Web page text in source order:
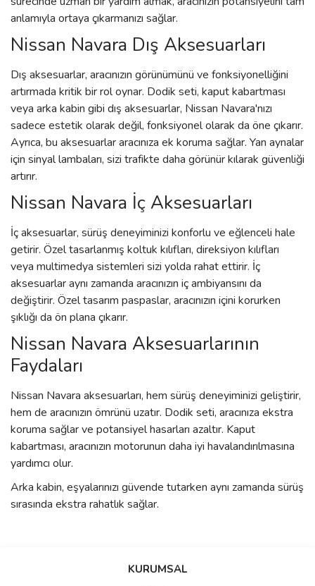
anlamıyla ortaya çıkarmanızı sağlar.
Nissan Navara Dış Aksesuarları
Dış aksesuarlar, aracınızın görünümünü ve fonksiyonelliğini
artırmada kritik bir rol oynar. Dodik seti, kaput kabartması
veya arka kabin gibi dış aksesuarlar, Nissan Navara'nızı
sadece estetik olarak değil, fonksiyonel olarak da öne çıkarır.
Ayrıca, bu aksesuarlar aracınıza ek koruma sağlar. Yan aynalar
için sinyal lambaları, sizi trafikte daha görünür kılarak güvenliği
artırır.
Nissan Navara İç Aksesuarları
İç aksesuarlar, sürüş deneyiminizi konforlu ve eğlenceli hale
getirir. Özel tasarlanmış koltuk kılıfları, direksiyon kılıfları
veya multimedya sistemleri sizi yolda rahat ettirir. İç
aksesuarlar aynı zamanda aracınızın iç ambiyansını da
değiştirir. Özel tasarım paspaslar, aracınızın içini korurken
şıklığı da ön plana çıkarır.
Nissan Navara Aksesuarlarının
Faydaları
Nissan Navara aksesuarları, hem sürüş deneyiminizi geliştirir,
hem de aracınızın ömrünü uzatır. Dodik seti, aracınıza ekstra
koruma sağlar ve potansiyel hasarları azaltır. Kaput
kabartması, aracınızın motorunun daha iyi havalandırılmasına
yardımcı olur.
Arka kabin, eşyalarınızı güvende tutarken aynı zamanda sürüş
sırasında ekstra rahatlık sağlar.
KURUMSAL